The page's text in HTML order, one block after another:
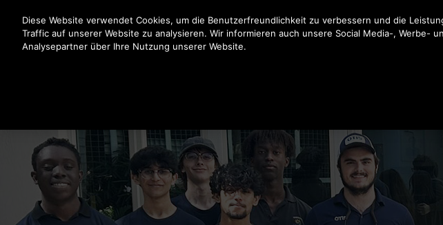
Drücken Sie die Eingabetaste, um zum Hauptinhalt zu springen
Diese Website verwendet Cookies, um die Benutzerfreundlichkeit zu verbessern und die
Traffic auf unserer Website zu analysieren. Wir informieren auch unsere Social Media-, Werbe-
Analysepartner über Ihre Nutzung unserer Website.